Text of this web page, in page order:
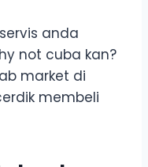
anda
not cuba kan?
market di
membeli